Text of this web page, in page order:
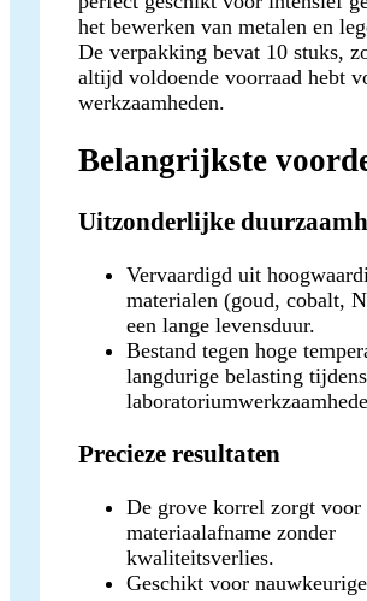
het bewerken van metalen en
De verpakking bevat 10 stuks,
altijd voldoende voorraad hebt
werkzaamheden.
Belangrijkste
Uitzonderlijke
Vervaardigd uit
materialen (goud, cobalt,
een lange levensduur.
Bestand tegen hoge
langdurige belasting tijdens
Precieze resultaten
De grove korrel zorgt
materiaalafname zonder
kwaliteitsverlies.
Geschikt voor nauwkeurige